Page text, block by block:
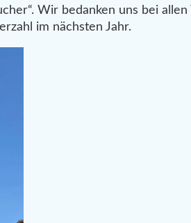
Wir bedanken uns bei
im nächsten Jahr.